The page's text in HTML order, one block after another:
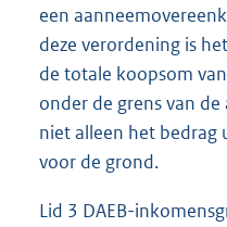
een
deze verordening is
de totale koopsom
onder de grens van
niet alleen het bedrag
voor de grond.
Lid 3 DAEB-